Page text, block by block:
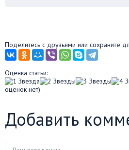
Поделитесь с друзьями или сохраните
Оценка статьи:
оценок нет)
Добавить